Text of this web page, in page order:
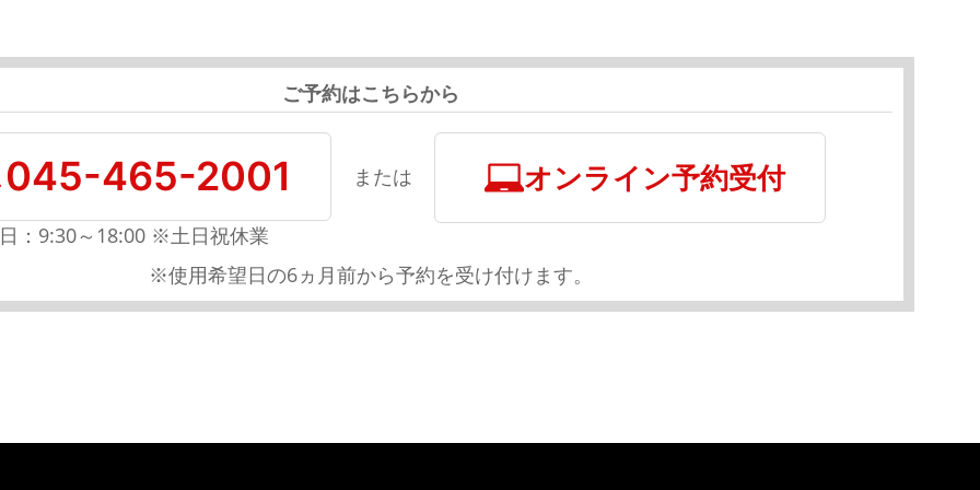
ご予約はこちらから
045-465-2001
：9:30～18:00 ※土日祝休業
または オンライン予約受付
※使用希望日の6ヵ月前から予約を受け付けます。